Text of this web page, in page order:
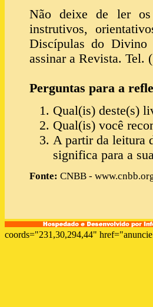
Não deixe de ler
instrutivos,
Discípulas do Divino
assinar a Revista. Tel.
Perguntas para a
Qual(is) deste(s)
Qual(is) você
A partir da leitura
significa para a
Fonte: CNBB -
coords="231,30,294,44"